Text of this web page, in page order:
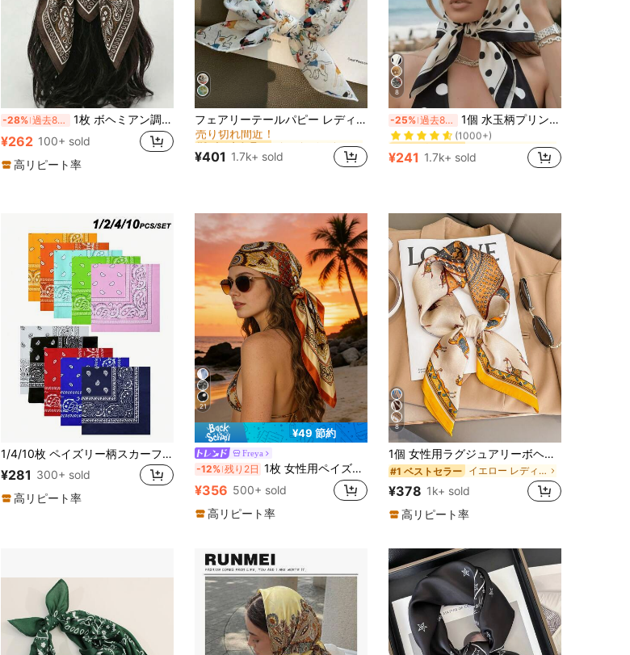
4.94 106 1.6K
-28% 過去8時間 1枚 ボヘミアン調カシューフラワープリントスカーフ、70*70cm サテン正方形スカーフ ショール、カジュアルな服装に適しています
¥262 100+ sold
高リピート率
フェアリーテールパピー レディース スクエアスカーフ、カートゥーン 多用途ファッションヘッドバンド、装飾的なネックプロテクション ウォームスカーフ、ヘアアクセサリー、スカーフ
#1 ベストセラー ベージュ レディースバンダナ＆スクエアスカーフ
売り切れ間近！
#1 ベストセラー
売り切れ間近！
#1 ベストセラー
売り切れ間近！
#1 ベストセラー ベージュ レディースバンダナ＆スクエアスカーフ
¥401 1.7k+ sold
8
-25% 過去8時間 1個 水玉柄プリントサテンスカーフ、新作春ファッションヘッドスカーフ女性用、ウエストバンド、包装装飾、リボン、ヘアバンドまたはスカーフとして使用可能、全体のスタイリングを向上させる理想的な選択、フレンチガールスタイル
#1 ベストセラー
ホワイト レディースバンダナ＆スクエアスカーフ
(1000+)
#1 ベストセラー
(1000+)
#1 ベストセラー
(1000+)
#1 ベストセラー
ホワイト レディースバンダナ＆スクエアスカーフ
¥241 1.7k+ sold
1/4/10枚 ペイズリー柄スカーフ、ユニセックス ソフト 軽量 多機能 フェイスマスク ヘッドバンド タイベルト ハンドバッグアクセサリー
¥281 300+ sold
高リピート率
21
¥49 節約
Freya
-12% 残り2日 1枚 女性用ペイズリー柄シルクスカーフ、夏のビーチ、音楽フェスティバル、バンダナ、誕生日プレゼント、アクセサリー、休暇に適しています
¥356 500+ sold
高リピート率
8
1個 女性用ラグジュアリーボヘミアンスタイルサテンスカーフ、サイズ27.56インチ、シルクのような滑らかな質感、パーティー、バケーション、日常旅行用
#1 ベストセラー イエロー レディースバンダナ＆スクエアスカーフ
¥378 1k+ sold
高リピート率